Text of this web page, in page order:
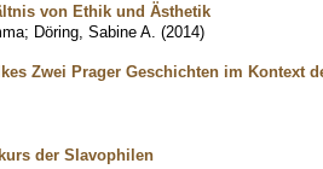
von Ethik und Ästhetik
; Döring, Sabine A. (2014)
Zwei Prager Geschichten im Kontext
der Slavophilen